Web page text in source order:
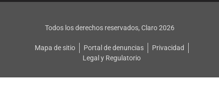
Todos los derechos reservados, Claro 2026
Mapa de sitio Portal de denuncias
Privacidad
Legal y Regulatorio